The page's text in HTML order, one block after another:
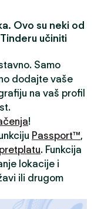
Ovo su neki od
učiniti
Samo
dodajte vaše
na vaš profil
!
Passport™,
. Funkcija
lokacije i
ili drugom